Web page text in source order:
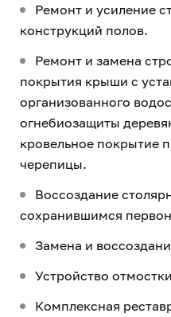
Ремонт и усиление
конструкций полов.
Ремонт и замена
покрытия крыши с
организованного
огнебиозащиты
кровельное покрытие
черепицы.
Воссоздание
сохранившимся
Замена и
Устройство
Комплексная